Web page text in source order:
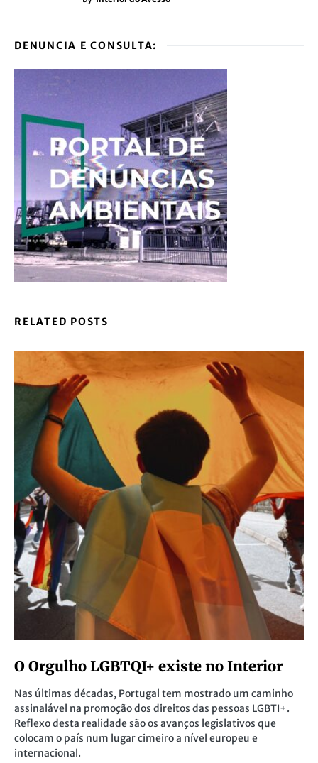
DENUNCIA E CONSULTA:
RELATED POSTS
O Orgulho LGBTQI+ existe no Interior
Nas últimas décadas, Portugal tem mostrado um caminho
assinalável na promoção dos direitos das pessoas LGBTI+.
Reflexo desta realidade são os avanços legislativos que
colocam o país num lugar cimeiro a nível europeu e
internacional.